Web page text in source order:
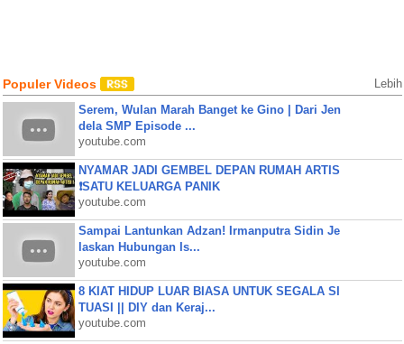
Populer Videos Lebih
Serem, Wulan Marah Banget ke Gino | Dari Jen
dela SMP Episode ...
youtube.com
NYAMAR JADI GEMBEL DEPAN RUMAH ARTIS
❗SATU KELUARGA PANIK
youtube.com
Sampai Lantunkan Adzan! Irmanputra Sidin Je
laskan Hubungan Is...
youtube.com
8 KIAT HIDUP LUAR BIASA UNTUK SEGALA SI
TUASI || DIY dan Keraj...
youtube.com